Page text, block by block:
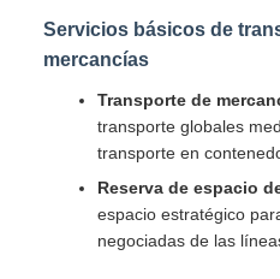
Servicios básicos de
mercancías
Transporte de
transporte globales
transporte en
Reserva de espacio
espacio estratégico
negociadas de las